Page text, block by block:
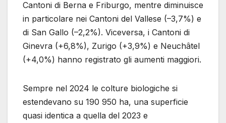
Cantoni di Berna e Friburgo, mentre diminuisce
in particolare nei Cantoni del Vallese (–3,7%) e
di San Gallo (–2,2%). Viceversa, i Cantoni di
Ginevra (+6,8%), Zurigo (+3,9%) e Neuchâtel
(+4,0%) hanno registrato gli aumenti maggiori.
Sempre nel 2024 le colture biologiche si
estendevano su 190 950 ha, una superficie
quasi identica a quella del 2023 e